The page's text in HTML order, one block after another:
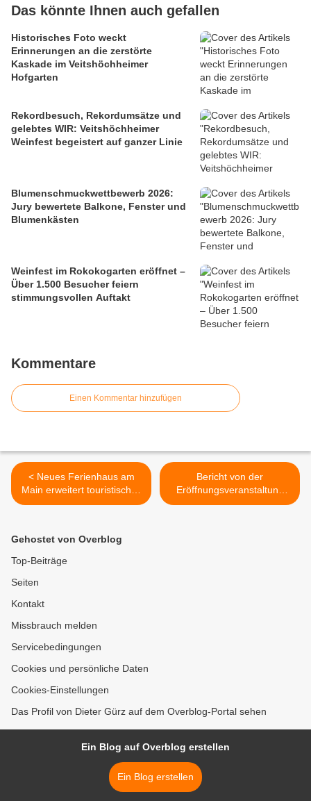
Das könnte Ihnen auch gefallen
Historisches Foto weckt
Erinnerungen an die zerstörte
Kaskade im Veitshöchheimer
Hofgarten
Rekordbesuch, Rekordumsätze und
gelebtes WIR: Veitshöchheimer
Weinfest begeistert auf ganzer Linie
Blumenschmuckwettbewerb 2026:
Jury bewertete Balkone, Fenster und
Blumenkästen
Weinfest im Rokokogarten eröffnet –
Über 1.500 Besucher feiern
stimmungsvollen Auftakt
Kommentare
Einen Kommentar hinzufügen
< Neues Ferienhaus am
Main erweitert touristisches
Angebot in Veitshöchheim -
Bericht von der
Eröffnungsveranstaltung
des 27. „Tages der offenen
Gehostet von Overblog
Top-Beiträge
Seiten
Kontakt
Missbrauch melden
Servicebedingungen
Cookies und persönliche Daten
Cookies-Einstellungen
Das Profil von Dieter Gürz auf dem Overblog-Portal sehen
Ein Blog auf Overblog erstellen
Ein Blog erstellen